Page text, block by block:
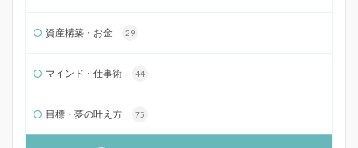
資産構築・お金 29
マインド・仕事術 44
目標・夢の叶え方 75